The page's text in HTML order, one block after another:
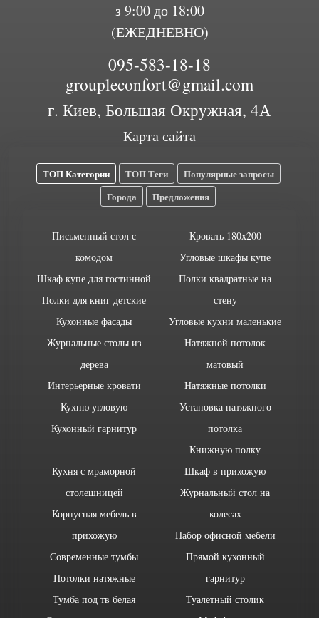
з 9:00 до 18:00
(ЕЖЕДНЕВНО)
095-583-18-18
groupleconfort@gmail.com
г. Киев, Большая Окружная, 4А
Карта сайта
ТОП Категории ТОП Теги
Популярные запросы
Города
Предложения
Письменный стол с
комодом
Шкаф купе для гостинной
Полки для книг детские
Кухонные фасады
Журнальные столы из
дерева
Интерьерные кровати
Кухню угловую
Кухонный гарнитур
Кровать 180х200
Угловые шкафы купе
Полки квадратные на
стену
Угловые кухни маленькие
Натяжной потолок
матовый
Натяжные потолки
Установка натяжного
потолка
Книжную полку
Кухня с мраморной
столешницей
Корпусная мебель в
прихожую
Современные тумбы
Потолки натяжные
Тумба под тв белая
Шкаф в прихожую
Журнальный стол на
колесах
Набор офисной мебели
Прямой кухонный
гарнитур
Туалетный столик